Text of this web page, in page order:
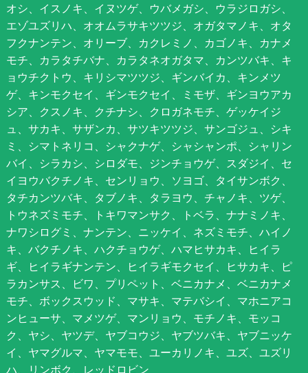
オシ、イスノキ、イヌツゲ、ウバメガシ、ウラジロガシ、
エゾユズリハ、オオムラサキツツジ、オガタマノキ、オタ
フクナンテン、オリーブ、カクレミノ、カゴノキ、カナメ
モチ、カラタチバナ、カラタネオガタマ、カンツバキ、キ
ョウチクトウ、キリシマツツジ、ギンバイカ、キンメツ
ゲ、キンモクセイ、ギンモクセイ、ミモザ、ギンヨウアカ
シア、クスノキ、クチナシ、クロガネモチ、ゲッケイジ
ュ、サカキ、サザンカ、サツキツツジ、サンゴジュ、シキ
ミ、シマトネリコ、シャクナゲ、シャシャンポ、シャリン
バイ、シラカシ、シロダモ、ジンチョウゲ、スダジイ、セ
イヨウバクチノキ、センリョウ、ソヨゴ、タイサンボク、
タチカンツバキ、タブノキ、タラヨウ、チャノキ、ツゲ、
トウネズミモチ、トキワマンサク、トベラ、ナナミノキ、
ナワシログミ、ナンテン、ニッケイ、ネズミモチ、ハイノ
キ、バクチノキ、ハクチョウゲ、ハマヒサカキ、ヒイラ
ギ、ヒイラギナンテン、ヒイラギモクセイ、ヒサカキ、ピ
ラカンサス、ビワ、プリペット、ベニカナメ、ベニカナメ
モチ、ボックスウッド、マサキ、マテバシイ、マホニアコ
ンヒューサ、マメツゲ、マンリョウ、モチノキ、モッコ
ク、ヤシ、ヤツデ、ヤブコウジ、ヤブツバキ、ヤブニッケ
イ、ヤマグルマ、ヤマモモ、ユーカリノキ、ユズ、ユズリ
ハ、リンボク、レッドロビン